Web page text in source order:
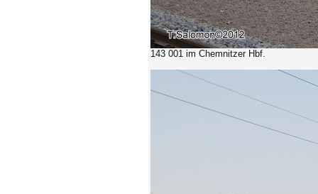
143 001 im Chemnitzer Hbf.